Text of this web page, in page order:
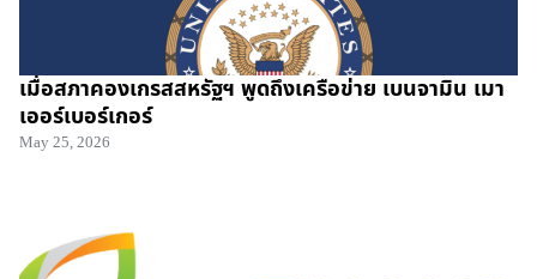
เมื่อสภาคองเกรสสหรัฐฯ พูดถึงเครือข่าย เบนจามิน เมา
เออร์เบอร์เกอร์
May 25, 2026